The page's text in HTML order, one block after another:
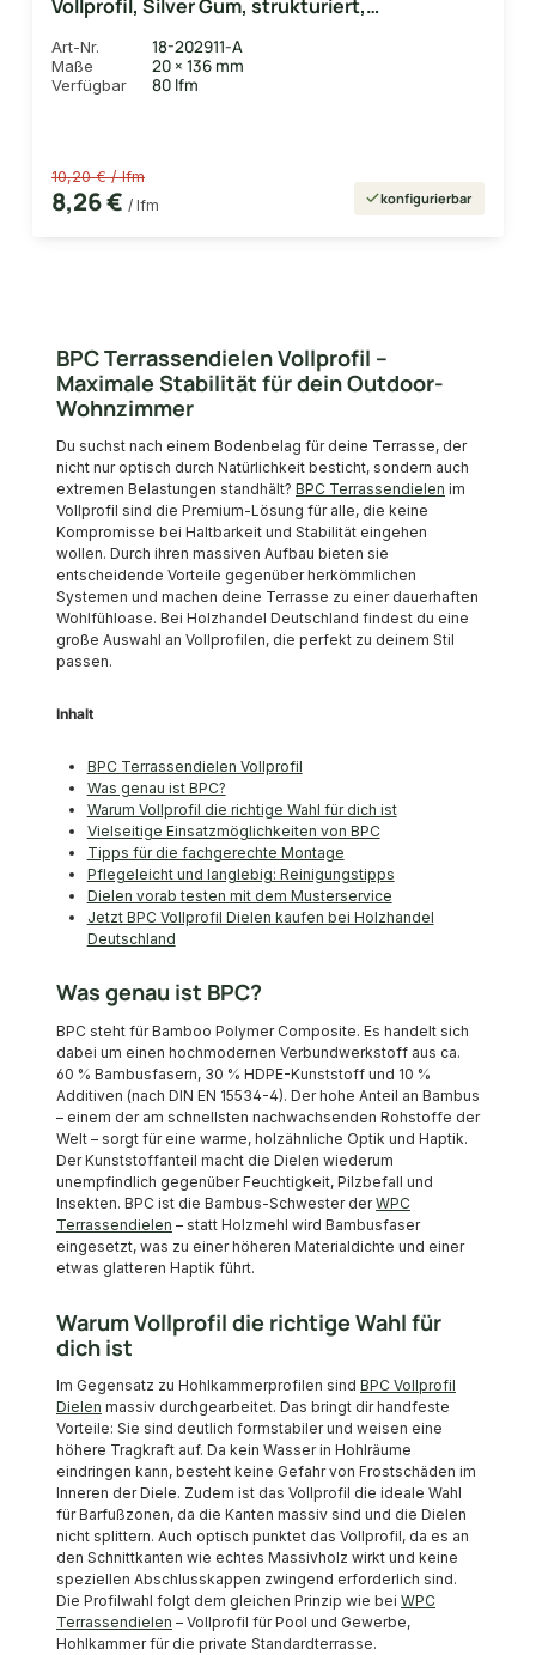
Vollprofil, Silver Gum, strukturiert,
Art-Nr. 18-202911-A
Maße 20 × 136 mm
Verfügbar 80 lfm
10,20 € / lfm
8,26 € / lfm konfigurierbar
BPC Terrassendielen Vollprofil –
Maximale Stabilität für dein Outdoor-
Wohnzimmer
Du suchst nach einem Bodenbelag für deine Terrasse, der
nicht nur optisch durch Natürlichkeit besticht, sondern auch
extremen Belastungen standhält? BPC Terrassendielen im
Vollprofil sind die Premium-Lösung für alle, die keine
Kompromisse bei Haltbarkeit und Stabilität eingehen
wollen. Durch ihren massiven Aufbau bieten sie
entscheidende Vorteile gegenüber herkömmlichen
Systemen und machen deine Terrasse zu einer dauerhaften
Wohlfühloase. Bei Holzhandel Deutschland findest du eine
große Auswahl an Vollprofilen, die perfekt zu deinem Stil
passen.
Inhalt
BPC Terrassendielen Vollprofil
Was genau ist BPC?
Warum Vollprofil die richtige Wahl für dich ist
Vielseitige Einsatzmöglichkeiten von BPC
Tipps für die fachgerechte Montage
Pflegeleicht und langlebig: Reinigungstipps
Dielen vorab testen mit dem Musterservice
Jetzt BPC Vollprofil Dielen kaufen bei Holzhandel
Deutschland
Was genau ist BPC?
BPC steht für Bamboo Polymer Composite. Es handelt sich
dabei um einen hochmodernen Verbundwerkstoff aus ca.
60 % Bambusfasern, 30 % HDPE-Kunststoff und 10 %
Additiven (nach DIN EN 15534-4). Der hohe Anteil an Bambus
– einem der am schnellsten nachwachsenden Rohstoffe der
Welt – sorgt für eine warme, holzähnliche Optik und Haptik.
Der Kunststoffanteil macht die Dielen wiederum
unempfindlich gegenüber Feuchtigkeit, Pilzbefall und
Insekten. BPC ist die Bambus-Schwester derWPC
Terrassendielen – statt Holzmehl wird Bambusfaser
eingesetzt, was zu einer höheren Materialdichte und einer
etwas glatteren Haptik führt.
Warum Vollprofil die richtige Wahl für
dich ist
Im Gegensatz zu Hohlkammerprofilen sind BPC Vollprofil
Dielen massiv durchgearbeitet. Das bringt dir handfeste
Vorteile: Sie sind deutlich formstabiler und weisen eine
höhere Tragkraft auf. Da kein Wasser in Hohlräume
eindringen kann, besteht keine Gefahr von Frostschäden im
Inneren der Diele. Zudem ist das Vollprofil die ideale Wahl
für Barfußzonen, da die Kanten massiv sind und die Dielen
nicht splittern. Auch optisch punktet das Vollprofil, da es an
den Schnittkanten wie echtes Massivholz wirkt und keine
speziellen Abschlusskappen zwingend erforderlich sind.
Die Profilwahl folgt dem gleichen Prinzip wie bei WPC
Terrassendielen – Vollprofil für Pool und Gewerbe,
Hohlkammer für die private Standardterrasse.